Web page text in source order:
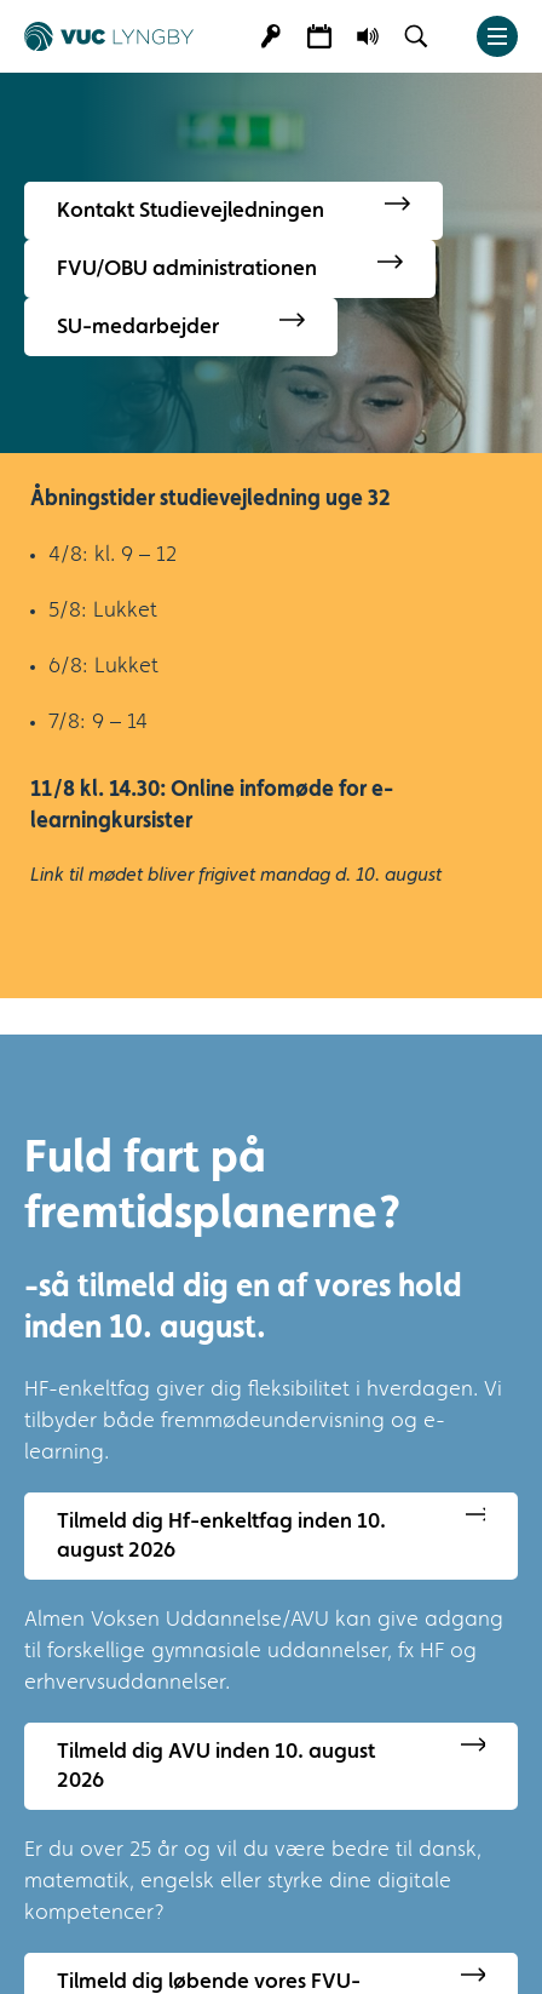
Kontakt Studievejledningen
FVU/OBU administrationen
SU-medarbejder
Åbningstider studievejledning uge 32
4/8: kl. 9 – 12
5/8: Lukket
6/8: Lukket
7/8: 9 – 14
11/8 kl. 14.30: Online infomøde for e-
learningkursister
Link til mødet bliver frigivet mandag d. 10. august
Fuld fart på
fremtidsplanerne?
-så tilmeld dig en af vores hold
inden 10. august.
HF-enkeltfag giver dig fleksibilitet i hverdagen. Vi
tilbyder både fremmødeundervisning og e-
learning.
Tilmeld dig Hf-enkeltfag inden 10.
august 2026
Almen Voksen Uddannelse/AVU kan give adgang
til forskellige gymnasiale uddannelser, fx HF og
erhvervsuddannelser.
Tilmeld dig AVU inden 10. august
2026
Er du over 25 år og vil du være bedre til dansk,
matematik, engelsk eller styrke dine digitale
kompetencer?
Tilmeld dig løbende vores FVU-